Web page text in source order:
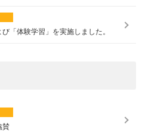
「体験学習」を実施しました。
賛